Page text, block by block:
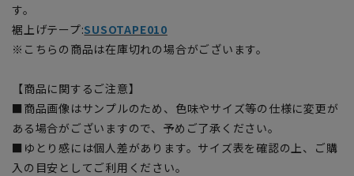
す。
裾上げテープ:SUSOTAPE010
※こちらの商品は在庫切れの場合がございます。
【商品に関するご注意】
■商品画像はサンプルのため、色味やサイズ等の仕様に変更が
ある場合がございますので、予めご了承ください。
■ゆとり感には個人差があります。サイズ表を確認の上、ご購
入の目安としてご利用ください。